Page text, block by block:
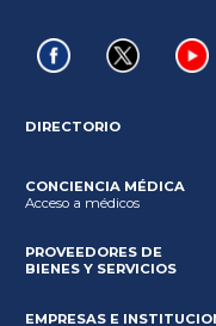
DIRECTORIO
CONCIENCIA MÉDICA
Acceso a médicos
PROVEEDORES DE
BIENES Y SERVICIOS
EMPRESAS E